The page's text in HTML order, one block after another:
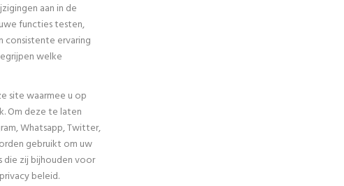
aan in de
functies testen,
ervaring
welke
site waarmee u op
Om deze te laten
Whatsapp, Twitter,
gebruikt om uw
die zij bijhouden voor
beleid.